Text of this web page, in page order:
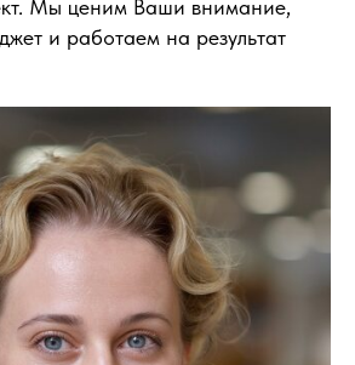
Мы ценим Ваши внимание,
и работаем на результат